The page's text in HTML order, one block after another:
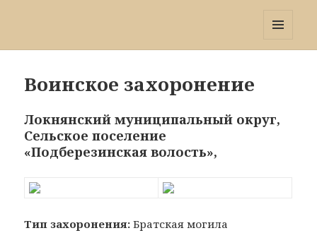
Воинское захоронение
Локнянский муниципальный округ,
Сельское поселение
«Подберезинская волость»,
Тип захоронения: Братская могила